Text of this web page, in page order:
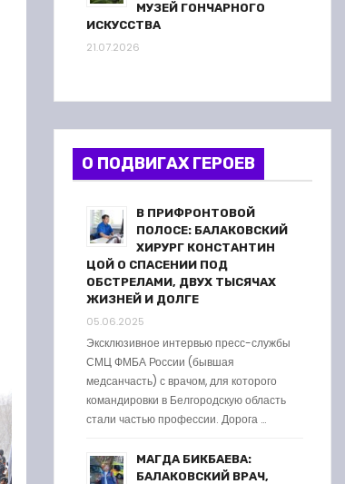
МУЗЕЙ ГОНЧАРНОГО
ИСКУССТВА
21.07.2026
О ПОДВИГАХ ГЕРОЕВ
В ПРИФРОНТОВОЙ
ПОЛОСЕ: БАЛАКОВСКИЙ
ХИРУРГ КОНСТАНТИН
ЦОЙ О СПАСЕНИИ ПОД
ОБСТРЕЛАМИ, ДВУХ ТЫСЯЧАХ
ЖИЗНЕЙ И ДОЛГЕ
05.06.2025
Эксклюзивное интервью пресс-службы
СМЦ ФМБА России (бывшая
медсанчасть) с врачом, для которого
командировки в Белгородскую область
стали частью профессии. Дорога …
МАГДА БИКБАЕВА:
БАЛАКОВСКИЙ ВРАЧ,